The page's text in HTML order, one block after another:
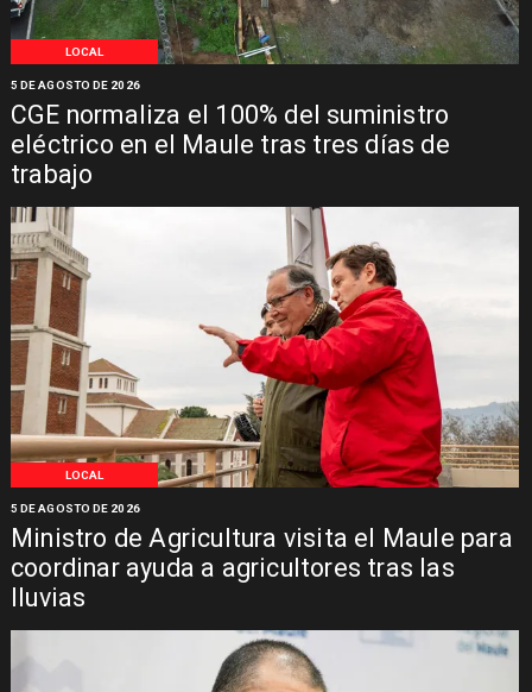
LOCAL
CGE normaliza el 100% del suministro
eléctrico en el Maule tras tres días de
trabajo
5 DE AGOSTO DE 2026
LOCAL
Ministro de Agricultura visita el Maule para
coordinar ayuda a agricultores tras las
lluvias
5 DE AGOSTO DE 2026